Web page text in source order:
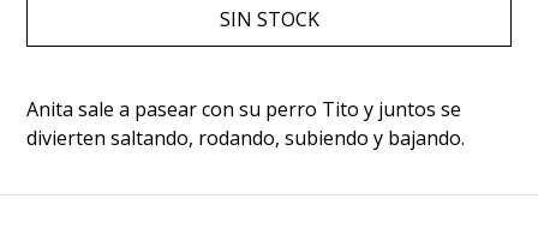
SIN STOCK
Anita sale a pasear con su perro Tito y juntos se
divierten saltando, rodando, subiendo y bajando.